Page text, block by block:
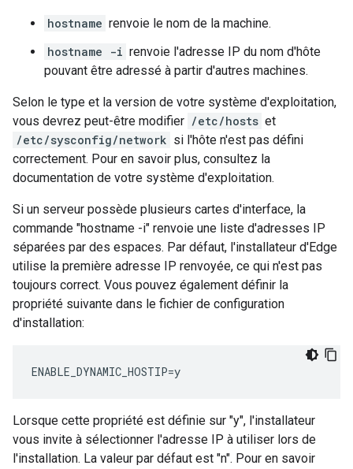
hostname renvoie le nom de la machine.
hostname -i renvoie l'adresse IP du nom d'hôte
pouvant être adressé à partir d'autres machines.
Selon le type et la version de votre système d'exploitation,
vous devrez peut-être modifier /etc/hosts et
/etc/sysconfig/network si l'hôte n'est pas défini
correctement. Pour en savoir plus, consultez la
documentation de votre système d'exploitation.
Si un serveur possède plusieurs cartes d'interface, la
commande "hostname -i" renvoie une liste d'adresses IP
séparées par des espaces. Par défaut, l'installateur d'Edge
utilise la première adresse IP renvoyée, ce qui n'est pas
toujours correct. Vous pouvez également définir la
propriété suivante dans le fichier de configuration
d'installation:
ENABLE_DYNAMIC_HOSTIP=y
Lorsque cette propriété est définie sur "y", l'installateur
vous invite à sélectionner l'adresse IP à utiliser lors de
l'installation. La valeur par défaut est "n". Pour en savoir